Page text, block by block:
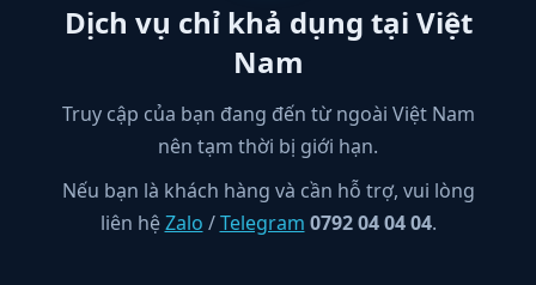
Dịch vụ chỉ khả dụng tại Việt
Nam
Truy cập của bạn đang đến từ ngoài Việt Nam
nên tạm thời bị giới hạn.
Nếu bạn là khách hàng và cần hỗ trợ, vui lòng
liên hệZalo /Telegram 0792 04 04 04.